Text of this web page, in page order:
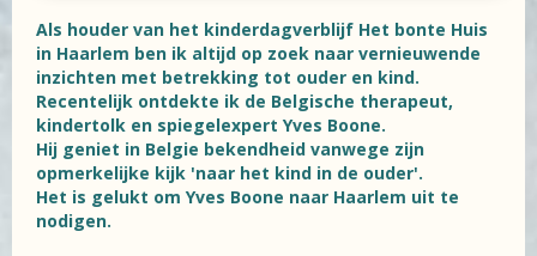
Als houder van het kinderdagverblijf Het bonte Huis
in Haarlem ben ik altijd op zoek naar vernieuwende
inzichten met betrekking tot ouder en kind.
Recentelijk ontdekte ik de Belgische therapeut,
kindertolk en spiegelexpert Yves Boone.
Hij geniet in Belgie bekendheid vanwege zijn
opmerkelijke kijk 'naar het kind in de ouder'.
Het is gelukt om Yves Boone naar Haarlem uit te
nodigen.